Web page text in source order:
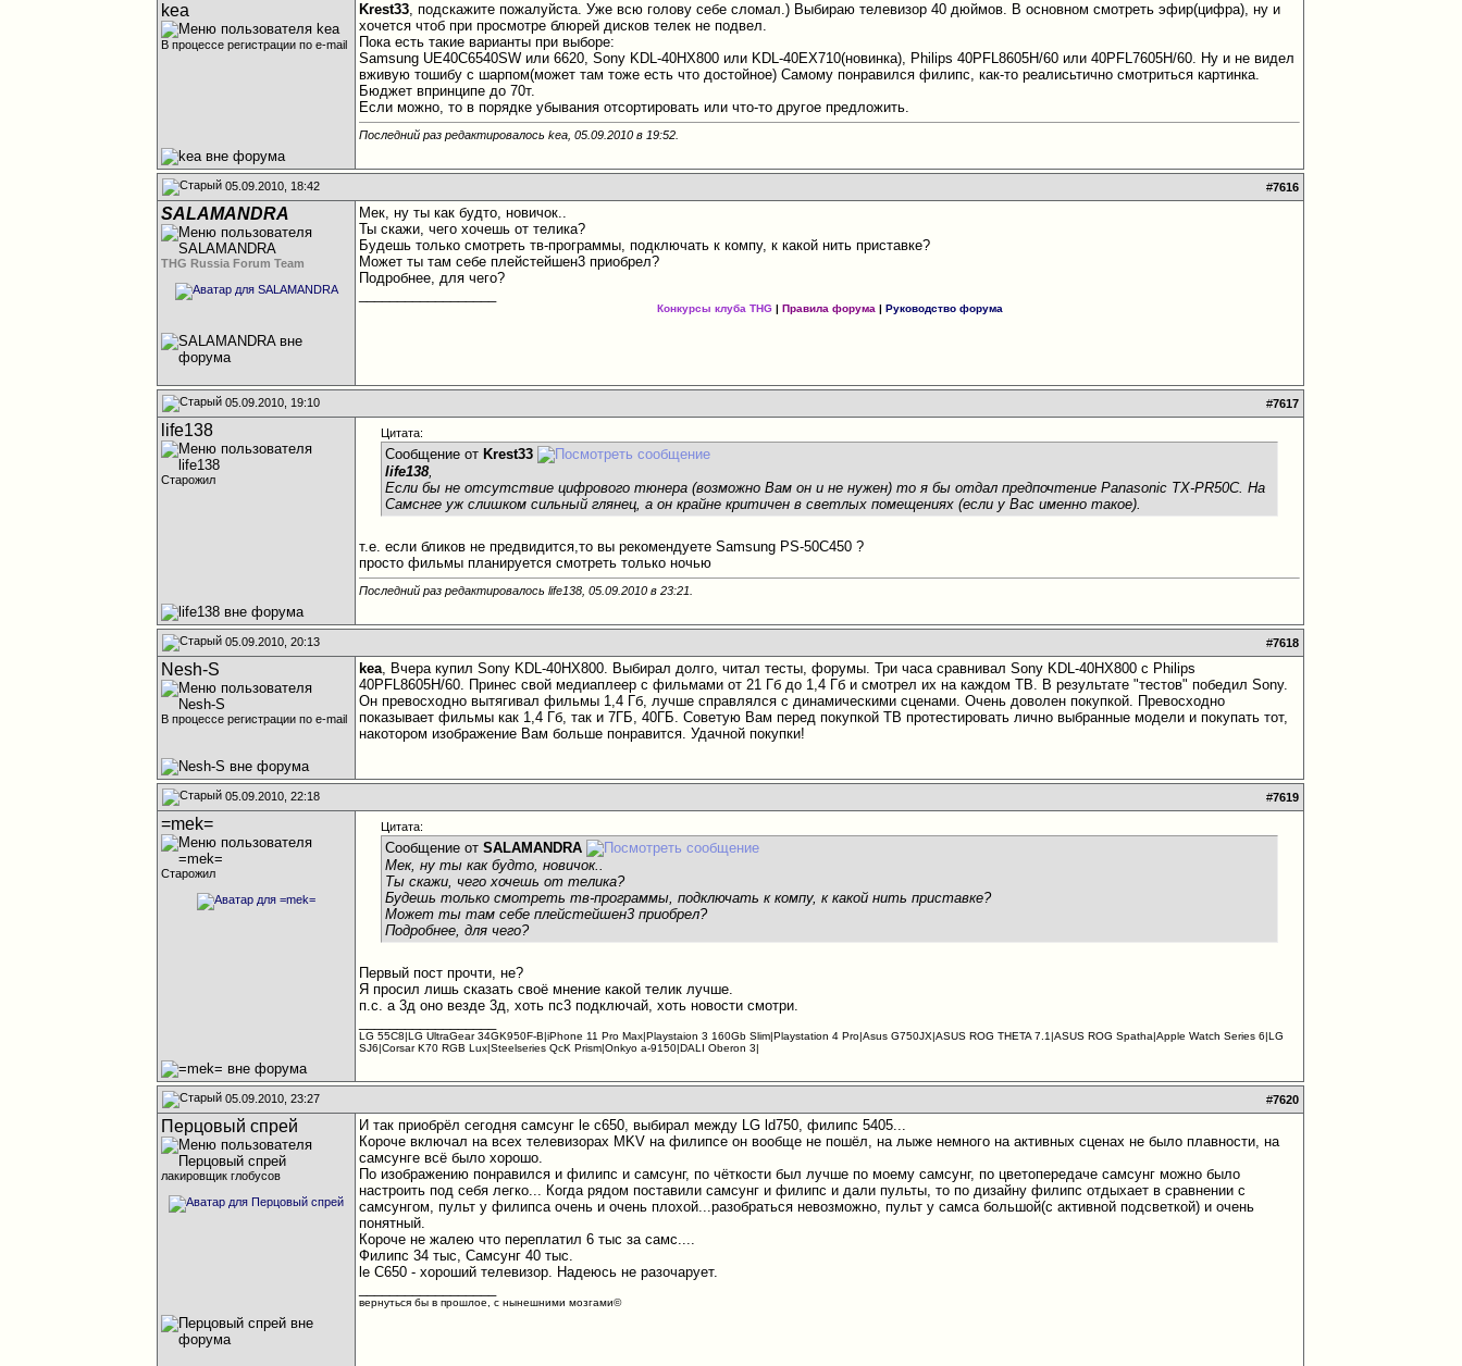
kea
В процессе регистрации по e-mail
Krest33, подскажите пожалуйста. Уже всю голову себе сломал.) Выбираю телевизор 40 дюймов. В основном смотреть эфир(цифра), ну и
хочется чтоб при просмотре блюрей дисков телек не подвел.
Пока есть такие варианты при выборе:
Samsung UE40C6540SW или 6620, Sony KDL-40HX800 или KDL-40EX710(новинка), Philips 40PFL8605H/60 или 40PFL7605H/60. Ну и не видел
вживую тошибу с шарпом(может там тоже есть что достойное) Самому понравился филипс, как-то реалисьтично смотриться картинка.
Бюджет впринципе до 70т.
Если можно, то в порядке убывания отсортировать или что-то другое предложить.
Последний раз редактировалось kea, 05.09.2010 в 19:52
05.09.2010, 18:42 #7616
SALAMANDRA
THG Russia Forum Team
Мек, ну ты как будто, новичок..
Ты скажи, чего хочешь от телика?
Будешь только смотреть тв-программы, подключать к компу, к какой нить приставке?
Может ты там себе плейстейшен3 приобрел?
Подробнее, для чего?
Конкурсы клуба THG| Правила форума | Руководство форума
05.09.2010, 19:10 #7617
life138
Старожил
Цитата:
Сообщение от Krest33
life138,
Если бы не отсутствие цифрового тюнера (возможно Вам он и не нужен) то я бы отдал предпочтение Panasonic TX-PR50C. На
Самснге уж слишком сильный глянец, а он крайне критичен в светлых помещениях (если у Вас именно такое).
т.е. если бликов не предвидится,то вы рекомендуете Samsung PS-50C450 ?
просто фильмы планируется смотреть только ночью
Последний раз редактировалось life138, 05.09.2010 в23:21
05.09.2010, 20:13 #7618
Nesh-S
В процессе регистрации по e-mail
kea, Вчера купил Sony KDL-40HX800. Выбирал долго, читал тесты, форумы. Три часа сравнивал Sony KDL-40HX800 с Philips
40PFL8605H/60. Принес свой медиаплеер с фильмами от 21 Гб до 1,4 Гб и смотрел их на каждом ТВ. В результате "тестов" победил Sony.
Он превосходно вытягивал фильмы 1,4 Гб, лучше справлялся с динамическими сценами. Очень доволен покупкой. Превосходно
показывает фильмы как 1,4 Гб, так и 7ГБ, 40ГБ. Советую Вам перед покупкой ТВ протестировать лично выбранные модели и покупать тот,
накотором изображение Вам больше понравится. Удачной покупки!
05.09.2010, 22:18 #7619
=mek=
Старожил
Цитата:
Сообщение отSALAMANDRA
Мек, ну ты как будто, новичок..
Ты скажи, чего хочешь от телика?
Будешь только смотреть тв-программы, подключать к компу, к какой нить приставке?
Может ты там себе плейстейшен3 приобрел?
Подробнее, для чего?
Первый пост прочти, не?
Я просил лишь сказать своё мнение какой телик лучше.
п.с. а 3д оно везде 3д, хоть пс3 подключай, хоть новости смотри.
LG 55C8|LG UltraGear 34GK950F-B|iPhone 11 Pro Max|Playstaion 3 160Gb Slim|Playstation 4 Pro|Asus G750JX|ASUS ROG THETA 7.1|ASUS ROG Spatha|Apple Watch Series 6|LG
SJ6|Corsar K70 RGB Lux|Steelseries QcK Prism|Onkyo a-9150|DALI Oberon 3|
05.09.2010, 23:27 #7620
Перцовый спрей
лакировщик глобусов
И так приобрёл сегодня самсунг le с650, выбирал между LG ld750, филипс 5405...
Короче включал на всех телевизорах MKV на филипсе он вообще не пошёл, на лыже немного на активных сценах не было плавности, на
самсунге всё было хорошо.
По изображению понравился и филипс и самсунг, по чёткости был лучше по моему самсунг, по цветопередаче самсунг можно было
настроить под себя легко... Когда рядом поставили самсунг и филипс и дали пульты, то по дизайну филипс отдыхает в сравнении с
самсунгом, пульт у филипса очень и очень плохой...разобраться невозможно, пульт у самса большой(с активной подсветкой) и очень
понятный.
Короче не жалею что переплатил 6 тыс за самс....
Филипс 34 тыс, Самсунг 40 тыс.
le C650 - хороший телевизор. Надеюсь не разочарует.
вернуться бы в прошлое, с нынешними мозгами©